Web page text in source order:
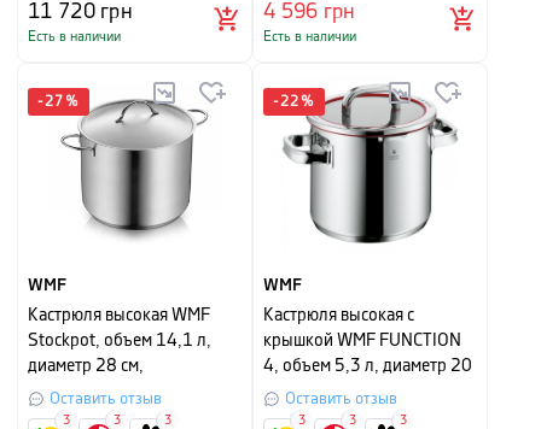
11 720грн
Есть в наличии
4 596 грн
Есть в наличии
-27 %
WMF
Кастрюля высокая WMF
Stockpot, объем 14,1 л,
диаметр 28 см,
серебристый матовый
Оставить отзыв
3 3 3
-22 %
WMF
Кастрюля высокая с
крышкой WMF FUNCTION
4, объем 5,3 л, диаметр 20
см, серебристый с красным
Оставить отзыв
3 3 3